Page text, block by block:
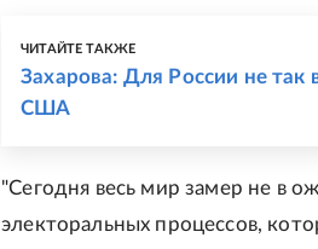
ЧИТАЙТЕ ТАКЖЕ
Захарова: Для России не так
США
"Сегодня весь мир замер не в
электоральных процессов,